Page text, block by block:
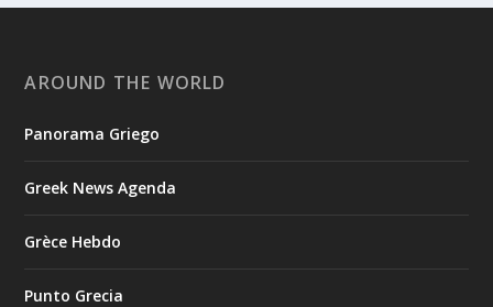
AROUND THE WORLD
Panorama Griego
Greek News Agenda
Grèce Hebdo
Punto Grecia